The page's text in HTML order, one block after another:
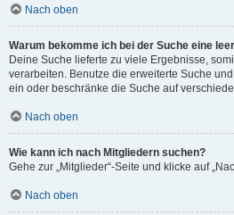
Nach oben
Warum bekomme ich bei der Suche eine
Deine Suche lieferte zu viele Ergebnisse,
verarbeiten. Benutze die erweiterte Suche
ein oder beschränke die Suche auf
Nach oben
Wie kann ich nach Mitgliedern suchen?
Gehe zur „Mitglieder“-Seite und klicke auf
Nach oben